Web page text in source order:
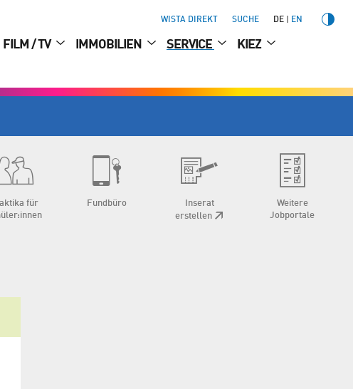
WISTA DIREKT SUCHE DE EN
FILM / TV IMMOBILIEN SERVICE KIEZ
für
Fundbüro
Inserat
erstellen
Weitere
Jobportale